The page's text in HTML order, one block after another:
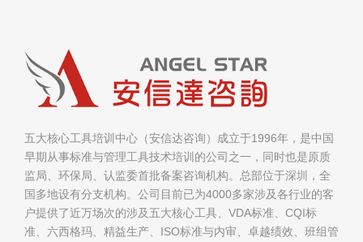
五大核心工具培训中心（安信达咨询）成立于1996年，是中国
早期从事标准与管理工具技术培训的公司之一，同时也是原质
监局、环保局、认监委首批备案咨询机构。总部位于深圳，全
国多地设有分支机构。公司目前已为4000多家涉及各行业的客
户提供了近万场次的涉及五大核心工具、VDA标准、CQI标
准、六西格玛、精益生产、ISO标准与内审、卓越绩效、班组管